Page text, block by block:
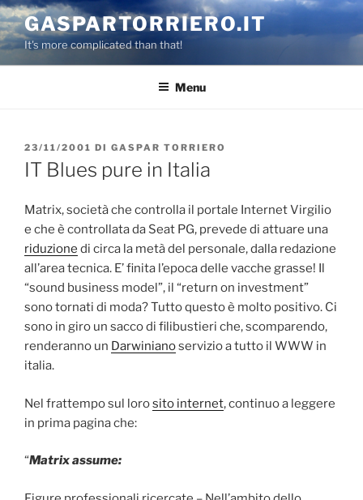
Salta
al
contenuto
GASPARTORRIERO.IT
It's more complicated than that!
Menu
PUBBLICATO
IL
23/11/2001 DI GASPAR TORRIERO
IT Blues pure in Italia
Matrix, società che controlla il portale Internet Virgilio
e che è controllata da Seat PG, prevede di attuare una
riduzione di circa la metà del personale, dalla redazione
all’area tecnica. E’ finita l’epoca delle vacche grasse! Il
“sound business model”, il “return on investment”
sono tornati di moda? Tutto questo è molto positivo. Ci
sono in giro un sacco di filibustieri che, scomparendo,
renderanno un Darwinianoservizio a tutto il WWW in
italia.
Nel frattempo sul lorosito internet, continuo a leggere
in prima pagina che:
“Matrix assume: